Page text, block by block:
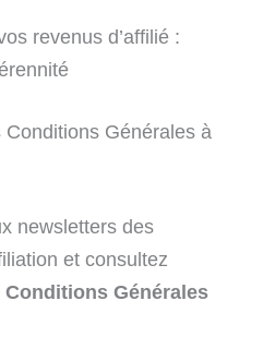
revenus d’affilié :
Générales à
newsletters des
et consultez
Conditions Générales